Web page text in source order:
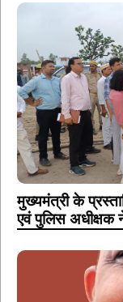
मुख्यमंत्री के
एवं पुलिस अधीक्षक